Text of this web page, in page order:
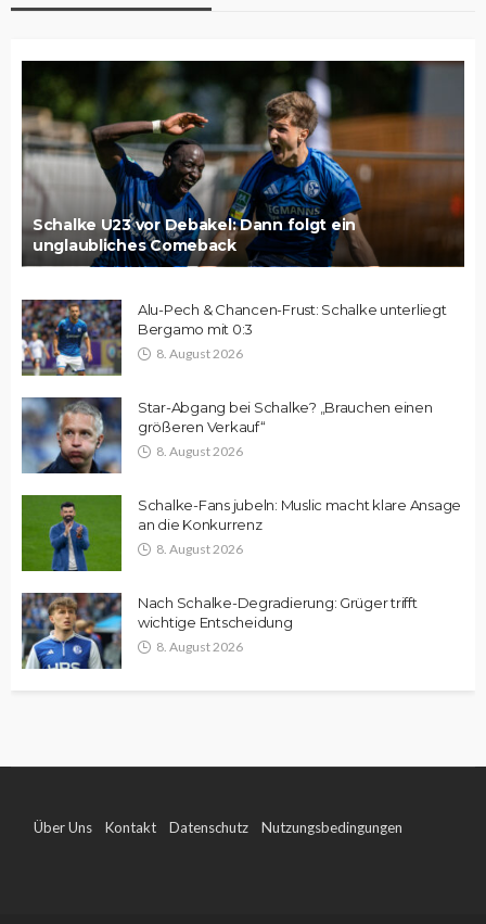
Schalke U23 vor Debakel: Dann folgt ein
unglaubliches Comeback
Alu-Pech & Chancen-Frust: Schalke unterliegt
Bergamo mit 0:3
8. August 2026
Star-Abgang bei Schalke? „Brauchen einen
größeren Verkauf“
8. August 2026
Schalke-Fans jubeln: Muslic macht klare Ansage
an die Konkurrenz
8. August 2026
Nach Schalke-Degradierung: Grüger trifft
wichtige Entscheidung
8. August 2026
Über Uns Kontakt Datenschutz Nutzungsbedingungen